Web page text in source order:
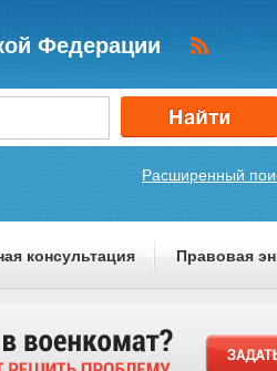
Федерации
Расширенный
консультация Правовая